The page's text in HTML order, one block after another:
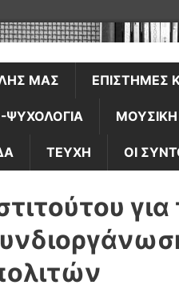
ΜΑΣ ΕΠΙΣΤΉΜΕΣ
ΨΥΧΟΛΟΓΊΑ ΜΟΥΣΙΚΉ
ΤΕΎΧΗ ΟΙ
για